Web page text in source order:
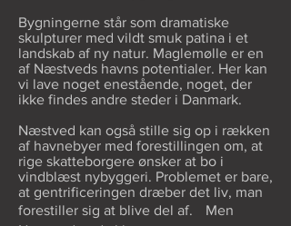
Bygningerne står som dramatiske
skulpturer med vildt smuk patina i et
landskab af ny natur. Maglemølle er en
af Næstveds havns potentialer. Her kan
vi lave noget enestående, noget, der
ikke findes andre steder i Danmark.
Næstved kan også stille sig op i rækken
af havnebyer med forestillingen om, at
rige skatteborgere ønsker at bo i
vindblæst nybyggeri. Problemet er bare,
at gentrificeringen dræber det liv, man
forestiller sig at blive del af. Men